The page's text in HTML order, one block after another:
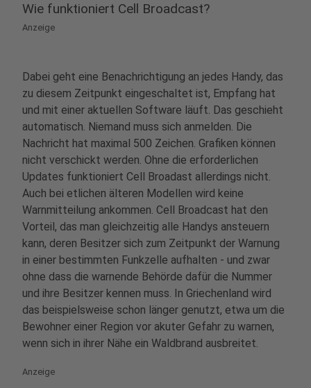
Wie funktioniert Cell Broadcast?
Anzeige
Dabei geht eine Benachrichtigung an jedes Handy, das
zu diesem Zeitpunkt eingeschaltet ist, Empfang hat
und mit einer aktuellen Software läuft. Das geschieht
automatisch. Niemand muss sich anmelden. Die
Nachricht hat maximal 500 Zeichen. Grafiken können
nicht verschickt werden. Ohne die erforderlichen
Updates funktioniert Cell Broadast allerdings nicht.
Auch bei etlichen älteren Modellen wird keine
Warnmitteilung ankommen. Cell Broadcast hat den
Vorteil, das man gleichzeitig alle Handys ansteuern
kann, deren Besitzer sich zum Zeitpunkt der Warnung
in einer bestimmten Funkzelle aufhalten - und zwar
ohne dass die warnende Behörde dafür die Nummer
und ihre Besitzer kennen muss. In Griechenland wird
das beispielsweise schon länger genutzt, etwa um die
Bewohner einer Region vor akuter Gefahr zu warnen,
wenn sich in ihrer Nähe ein Waldbrand ausbreitet.
Anzeige